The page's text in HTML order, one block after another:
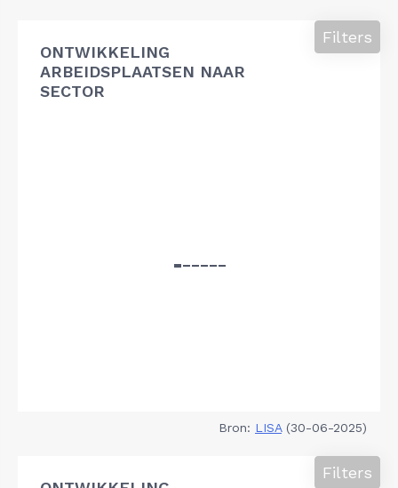
ONTWIKKELING
ARBEIDSPLAATSEN NAAR
SECTOR
Filters
Bron: LISA(30-06-2025)
Filters